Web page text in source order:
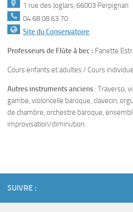
1 rue des Joglars, 66003 Perpignan
04 68 08 63 70
Site du Conservatoire
Professeurs de Flûte à bec : Fanette
Cours enfants et adultes / Cours
Autres instruments anciens : Traverso,
gambe, violoncelle baroque, clavecin,
de chambre, orchestre baroque,
improvisation/diminution.
SUIVRE :